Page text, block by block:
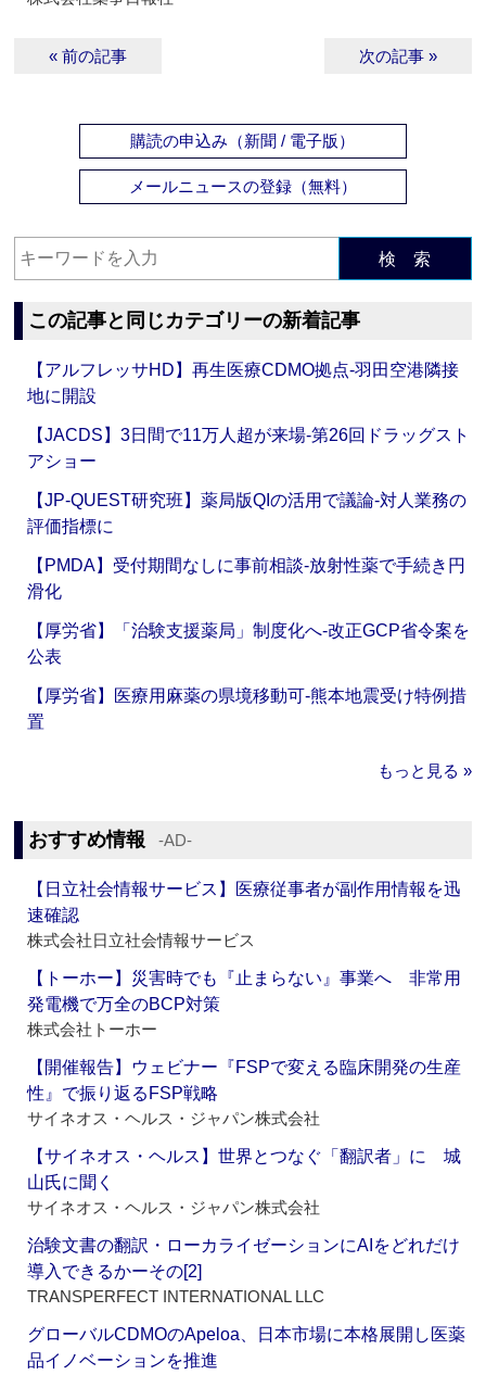
« 前の記事 次の記事 »
購読の申込み（新聞 / 電子版）
メールニュースの登録（無料）
検 索
この記事と同じカテゴリーの新着記事
【アルフレッサHD】再生医療CDMO拠点‐羽田空港隣接
地に開設
【JACDS】3日間で11万人超が来場‐第26回ドラッグスト
アショー
【JP-QUEST研究班】薬局版QIの活用で議論‐対人業務の
評価指標に
【PMDA】受付期間なしに事前相談‐放射性薬で手続き円
滑化
【厚労省】「治験支援薬局」制度化へ‐改正GCP省令案を
公表
【厚労省】医療用麻薬の県境移動可‐熊本地震受け特例措
置
もっと見る »
おすすめ情報 ‐AD‐
【日立社会情報サービス】医療従事者が副作用情報を迅
速確認
株式会社日立社会情報サービス
【トーホー】災害時でも『止まらない』事業へ 非常用
発電機で万全のBCP対策
株式会社トーホー
【開催報告】ウェビナー『FSPで変える臨床開発の生産
性』で振り返るFSP戦略
サイネオス・ヘルス・ジャパン株式会社
【サイネオス・ヘルス】世界とつなぐ「翻訳者」に 城
山氏に聞く
サイネオス・ヘルス・ジャパン株式会社
治験文書の翻訳・ローカライゼーションにAIをどれだけ
導入できるかーその[2]
TRANSPERFECT INTERNATIONAL LLC
グローバルCDMOのApeloa、日本市場に本格展開し医薬
品イノベーションを推進